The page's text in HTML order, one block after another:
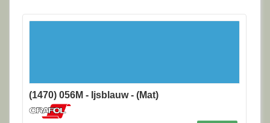
(1470) 056M - Ijsblauw - (Mat)